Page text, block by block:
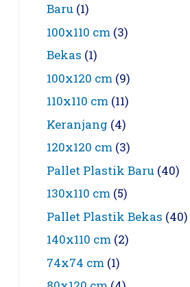
Baru (1)
100x110 cm (3)
Bekas (1)
100x120 cm (9)
110x110 cm (11)
Keranjang (4)
120x120 cm (3)
Pallet Plastik Baru (40)
130x110 cm (5)
Pallet Plastik Bekas (40)
140x110 cm (2)
74x74 cm (1)